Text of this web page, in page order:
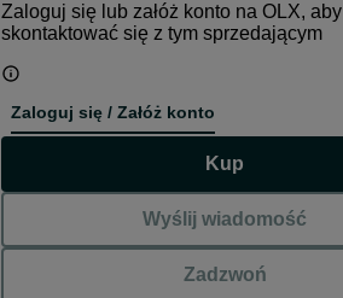
Zaloguj się lub załóż konto na OLX, aby
skontaktować się z tym sprzedającym
Zaloguj się / Załóż konto
Kup
Wyślij wiadomość
Zadzwoń